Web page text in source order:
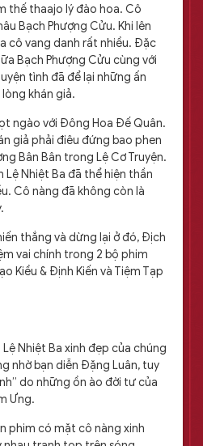
thế thaajo lý đào hoa. Cô
Bạch Phượng Cửu. Khi lên
cô vang danh rất nhiều. Đặc
Bạch Phượng Cửu cùng với
tình đã để lại những ấn
khán giả.
ngào với Đông Hoa Đế Quân.
giả phải điêu đứng bao phen
Bân Bân trong Lệ Cơ Truyện.
Nhiệt Ba đã thể hiện thần
Cô nàng đã không còn là
thắng và dừng lại ở đó, Địch
vai chính trong 2 bộ phim
Kiều & Định Kiến và Tiệm Tạp
Nhiệt Ba xinh đẹp của chúng
nhờ bạn diễn Đặng Luân, tuy
do những ồn ào đời tư của
Ưng.
phim có mặt cô nàng xinh